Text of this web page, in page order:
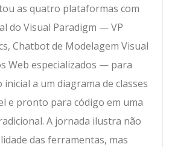
as quatro plataformas com
do Visual Paradigm — VP
Chatbot de Modelagem Visual
Web especializados — para
a um diagrama de classes
e pronto para código em uma
A jornada ilustra não
das ferramentas, mas